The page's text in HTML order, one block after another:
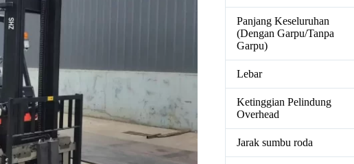
Panjang Keseluruhan
(Dengan Garpu/Tanpa
Garpu)
Lebar
Ketinggian Pelindung
Overhead
Jarak sumbu roda